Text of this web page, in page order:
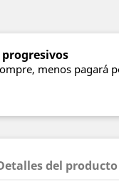
menos pagará
del producto